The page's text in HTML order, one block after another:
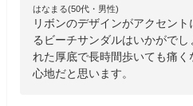
はなまる(50代・男性)
リボンのデザインがアクセン
るビーチサンダルはいかがで
れた厚底で長時間歩いても痛く
心地だと思います。